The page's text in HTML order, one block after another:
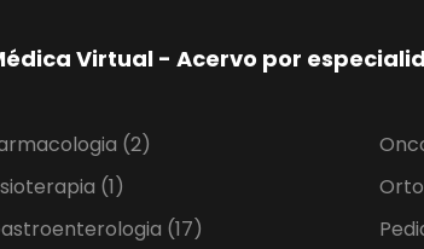
Virtual - Acervo por
(2)
(1)
(17)